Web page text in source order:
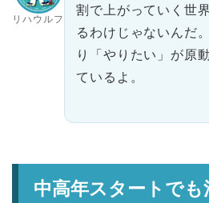
リハウルフ
割で上がっていく世
るわけじゃないんだ
り「やりたい」が原
ているよ。
中高年スタートでも